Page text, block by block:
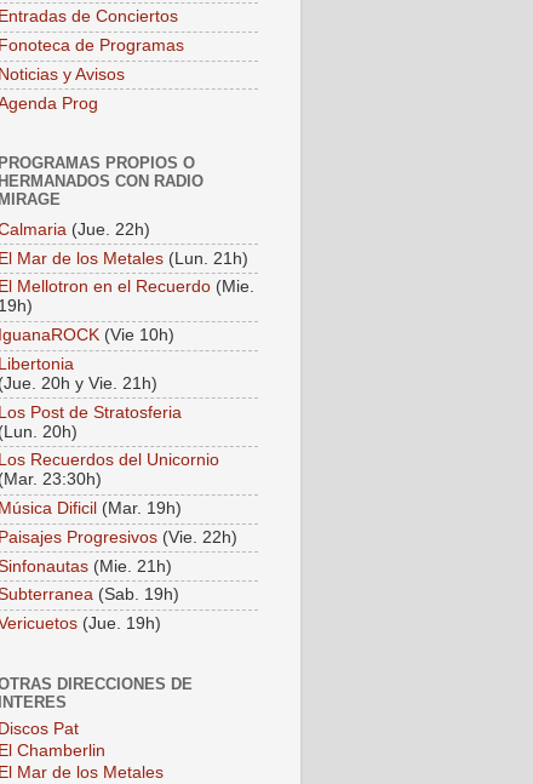
Entradas de Conciertos
Fonoteca de Programas
Noticias y Avisos
Prog
PROGRAMAS PROPIOS O
HERMANADOS CON RADIO
MIRAGE
(Jue. 22h)
El Mar de los Metales (Lun. 21h)
El Mellotron en el Recuerdo (Mie.
19h)
IguanaROCK (Vie 10h)
Libertonia
(Jue. 20h y Vie. 21h)
Los Post de Stratosferia
(Lun. 20h)
Los Recuerdos del Unicornio
(Mar. 23:30h)
Música Dificil (Mar. 19h)
Paisajes Progresivos (Vie. 22h)
(Mie. 21h)
(Sab. 19h)
(Jue. 19h)
DIRECCIONES DE
INTERES
Discos Pat
El Chamberlin
El Mar de los Metales